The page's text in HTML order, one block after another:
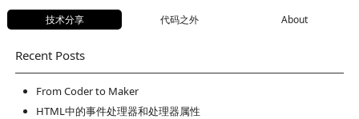
技术分享 代码之外 About
Recent Posts
From Coder to Maker
HTML中的事件处理器和处理器属性